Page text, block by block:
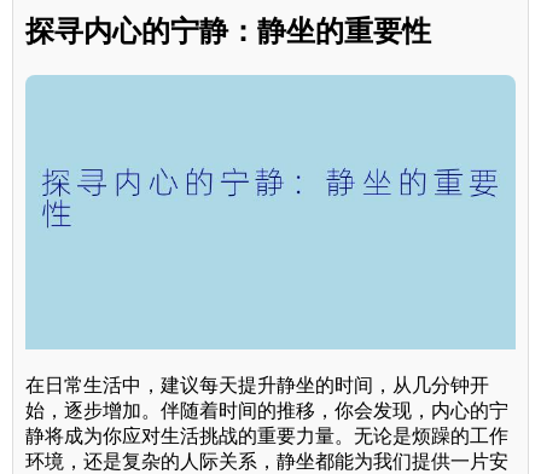
探寻内心的宁静：静坐的重要性
在日常生活中，建议每天提升静坐的时间，从几分钟开
始，逐步增加。伴随着时间的推移，你会发现，内心的宁
静将成为你应对生活挑战的重要力量。无论是烦躁的工作
环境，还是复杂的人际关系，静坐都能为我们提供一片安